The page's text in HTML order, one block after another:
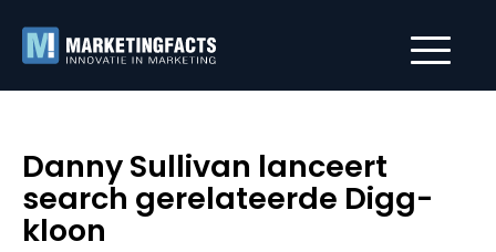
Danny Sullivan lanceert
search gerelateerde Digg-
kloon